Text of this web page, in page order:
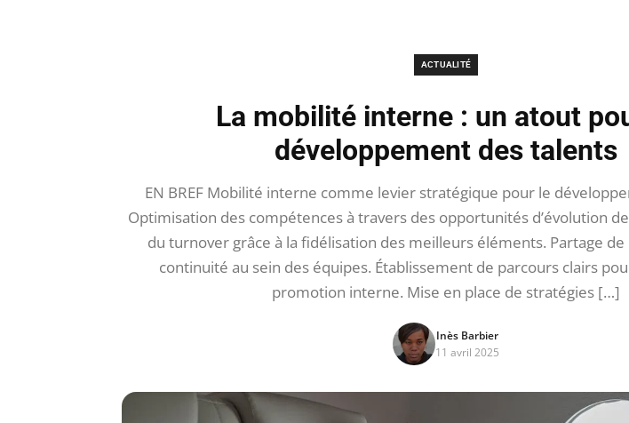
ACTUALITÉ
La mobilité interne : un atout
développement des talents
EN BREF Mobilité interne comme levier stratégique pour le
Optimisation des compétences à travers des opportunités d’évolution
du turnover grâce à la fidélisation des meilleurs éléments. Partage de
continuité au sein des équipes. Établissement de parcours clairs
promotion interne. Mise en place de stratégies […]
Inès Barbier
11 avril 2025